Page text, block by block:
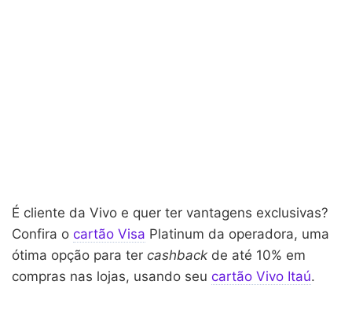
É cliente da Vivo e quer ter vantagens exclusivas?
Confira o cartão Visa Platinum da operadora, uma
ótima opção para ter cashback de até 10% em
compras nas lojas, usando seu cartão Vivo Itaú.